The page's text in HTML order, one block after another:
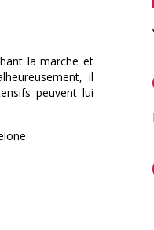
la marche et
il
peuvent lui